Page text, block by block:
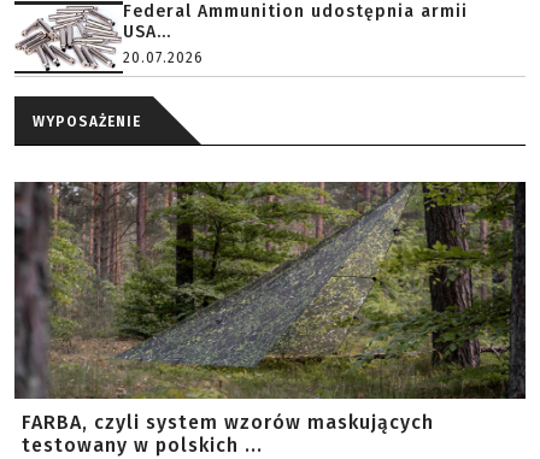
Federal Ammunition udostępnia armii
USA...
20.07.2026
WYPOSAŻENIE
FARBA, czyli system wzorów maskujących
testowany w polskich ...